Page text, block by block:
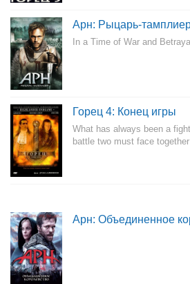
Арн: Рыцарь-
In a Time of War and
Горец 4: Конец игры
What has always been a
battle two must face together
Арн: Объединенное